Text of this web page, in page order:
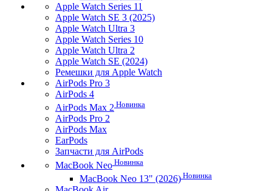
Apple Watch Series 11
Apple Watch SE 3 (2025)
Apple Watch Ultra 3
Apple Watch Series 10
Apple Watch Ultra 2
Apple Watch SE (2024)
Ремешки для Apple Watch
AirPods Pro 3
AirPods 4
AirPods Max 2 Новинка
AirPods Pro 2
AirPods Max
EarPods
Запчасти для AirPods
MacBook Neo Новинка
MacBook Neo 13" (2026) Новинка